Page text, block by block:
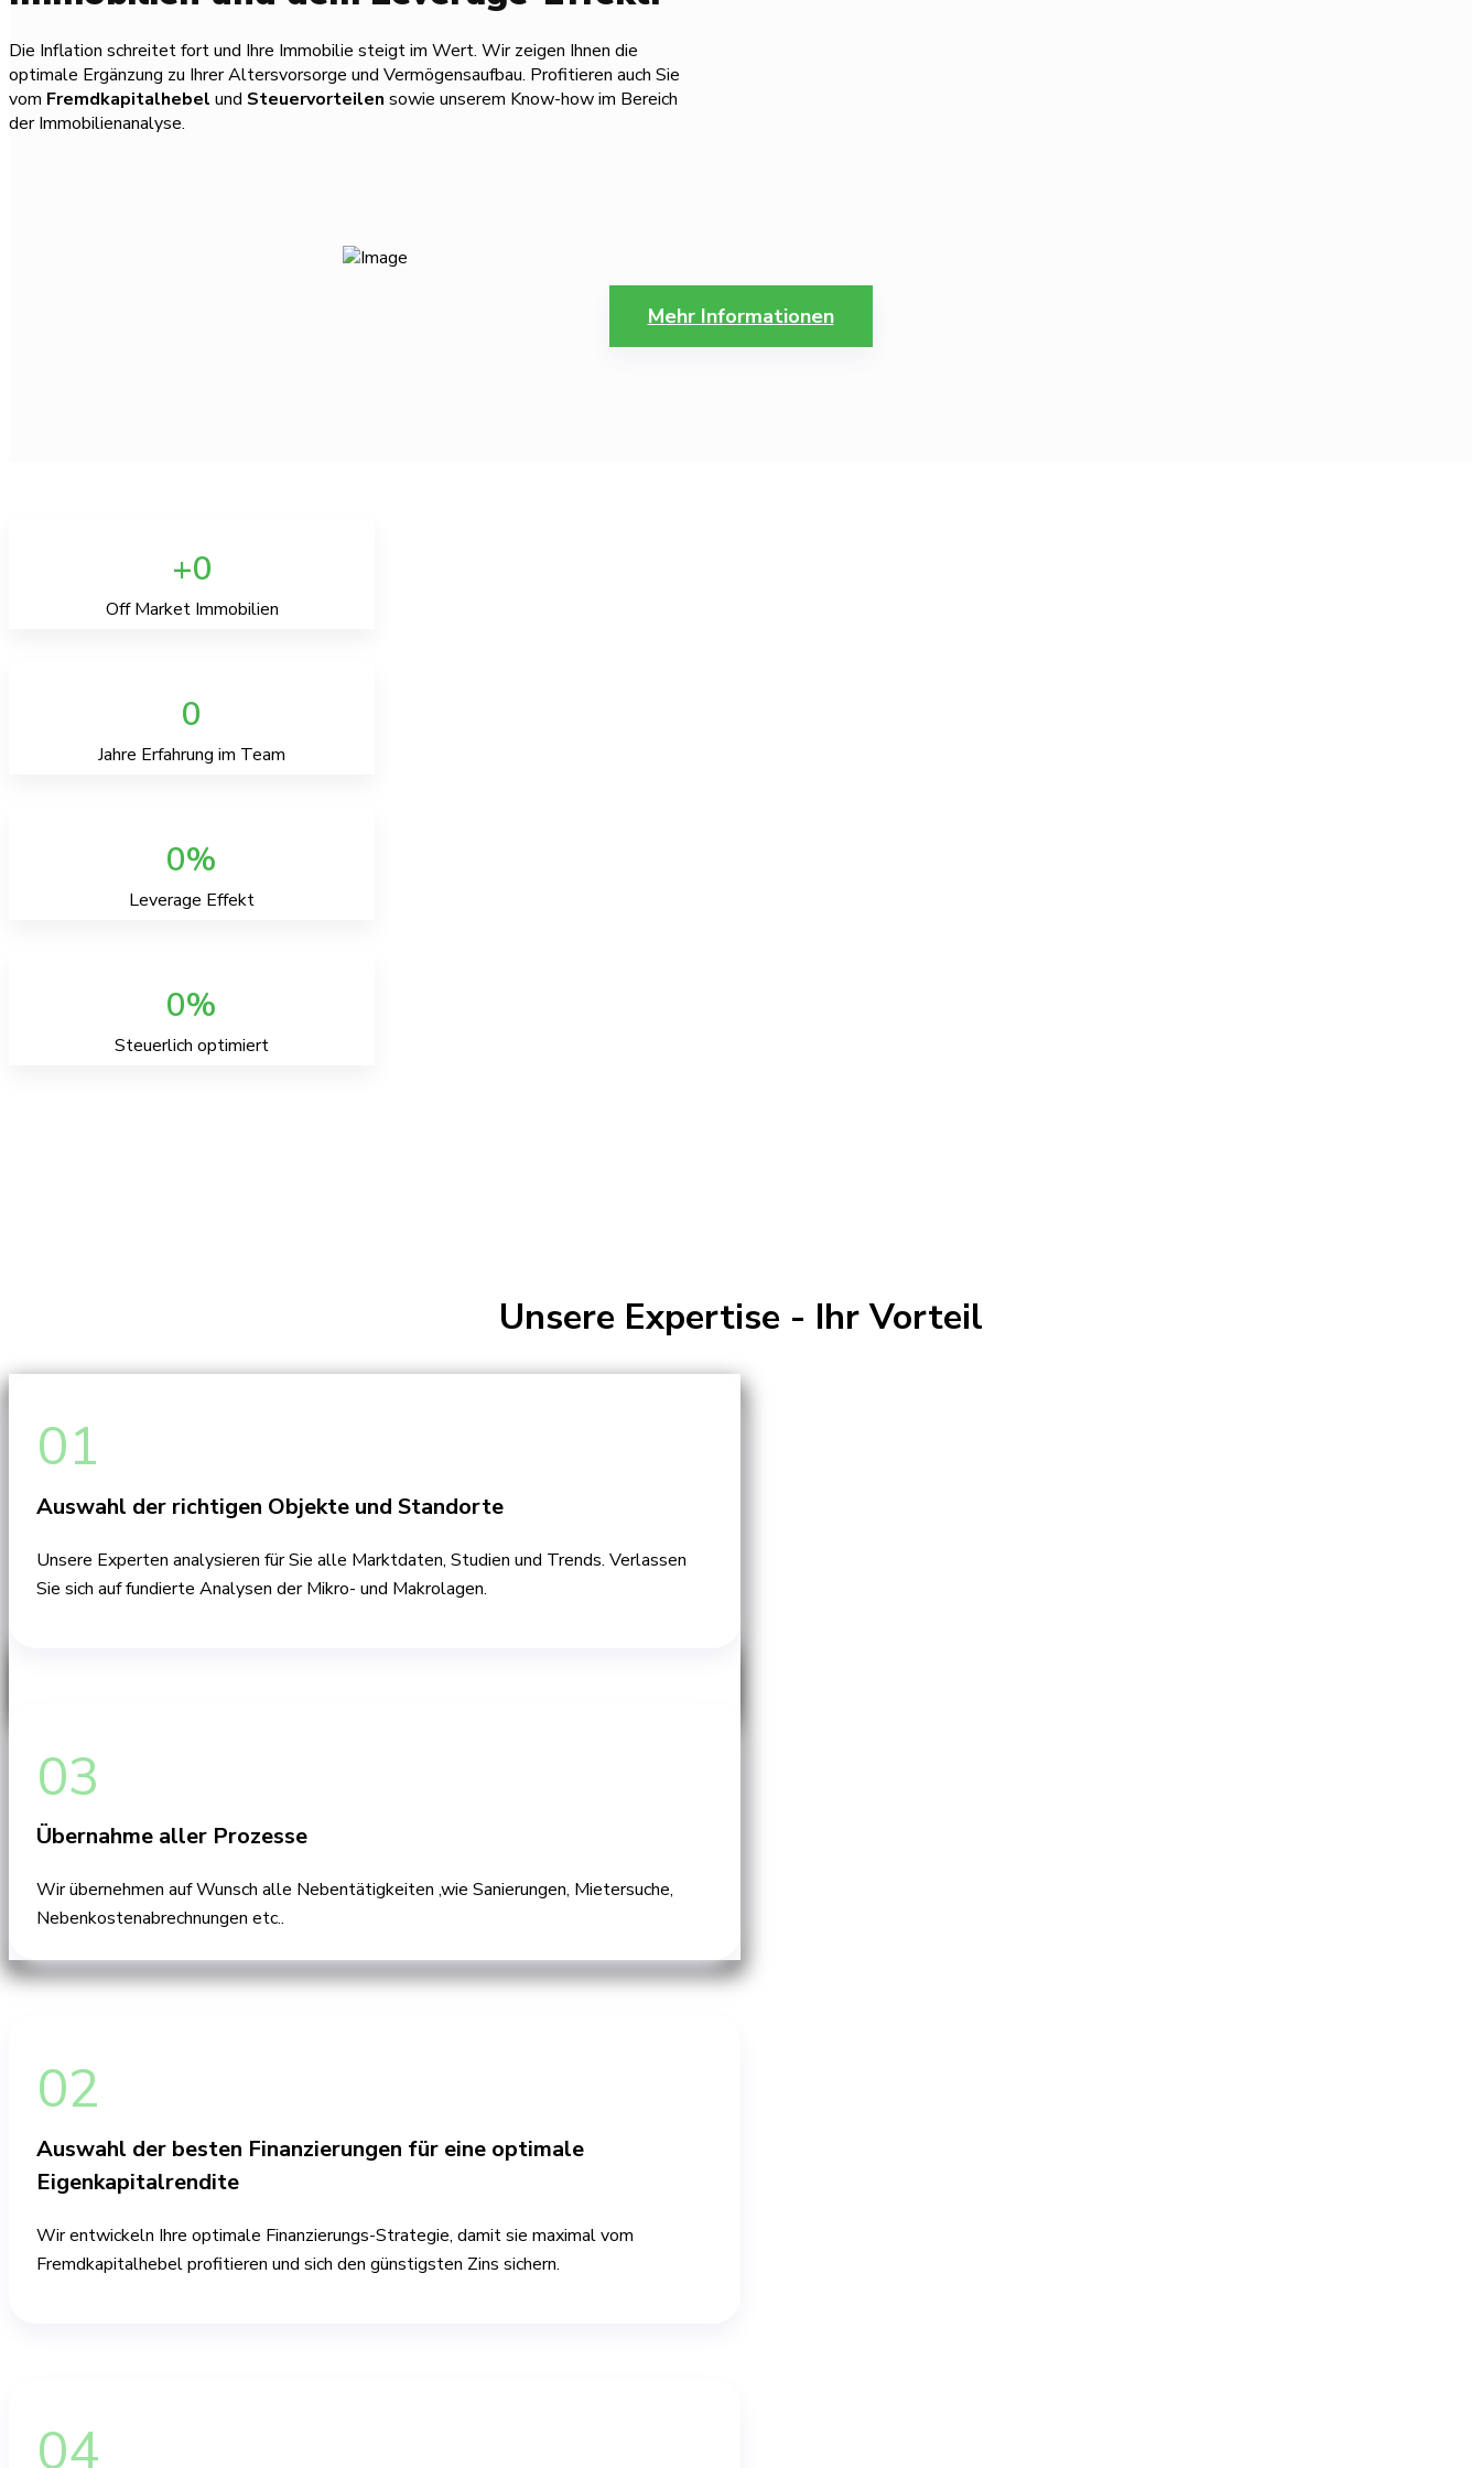
Die Inflation schreitet fort und Ihre Immobilie steigt im Wert. Wir zeigen Ihnen die
optimale Ergänzung zu Ihrer Altersvorsorge und Vermögensaufbau. Profitieren auch Sie
vom Fremdkapitalhebel und Steuervorteilen sowie unserem Know-how im Bereich
der Immobilienanalyse.
Mehr Informationen
0
Off Market Immobilien
0
Jahre Erfahrung im Team
0
Leverage Effekt
0
Steuerlich optimiert
Unsere Expertise - Ihr Vorteil
01
Auswahl der richtigen Objekte und Standorte
Unsere Experten analysieren für Sie alle Marktdaten, Studien und Trends. Verlassen
Sie sich auf fundierte Analysen der Mikro- und Makrolagen.
03
Übernahme aller Prozesse
Wir übernehmen auf Wunsch alle Nebentätigkeiten ,wie Sanierungen, Mietersuche,
Nebenkostenabrechnungen etc..
02
Auswahl der besten Finanzierungen für eine optimale
Eigenkapitalrendite
Wir entwickeln Ihre optimale Finanzierungs-Strategie, damit sie maximal vom
Fremdkapitalhebel profitieren und sich den günstigsten Zins sichern.
04